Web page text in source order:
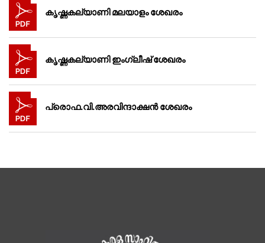
കൃഷ്ണകല്യാണി മലയാളം ശേഖരം
കൃഷ്ണകല്യാണി ഇംഗ്ലീഷ് ശേഖരം
പ്രൊഫ.വി.അരവിന്ദാക്ഷൻ ശേഖരം